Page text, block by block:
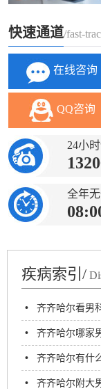
快速通道/fast-
在线咨询
QQ咨询
24小
全年
疾病索引/
• 齐齐哈尔看男
尔附大男科医
• 齐齐哈尔哪家
齐哈尔附大男
• 齐齐哈尔有什
炎?
• 齐齐哈尔附大